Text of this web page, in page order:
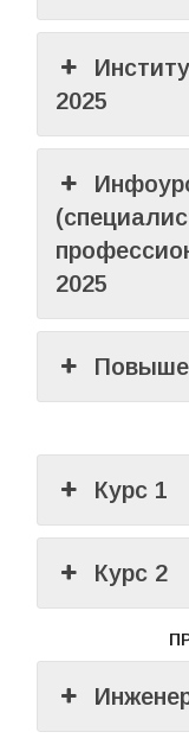
2025
2025
Курс 1
Курс 2